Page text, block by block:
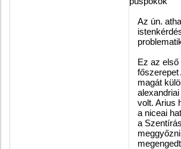
Az ún.
Ez az
főszerepet
magát
volt. Arius
a niceai
a